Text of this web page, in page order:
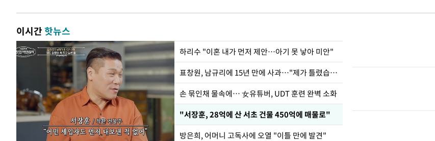
이시간핫뉴스
하리수 "이혼 내가 먼저 제안…아기 못 낳아 미안"
표창원, 남규리에 15년 만에 사과…"제가 틀렸습니다"
손 묶인채 물속에… 女유튜버, UDT 훈련 완벽 소화
"서장훈, 28억에 산 서초 건물 450억에 매물로"
방은희, 어머니 고독사에 오열 "이틀 만에 발견"